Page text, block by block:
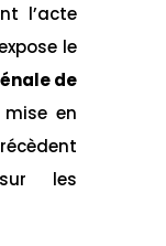
l’acte
le
de
en
les